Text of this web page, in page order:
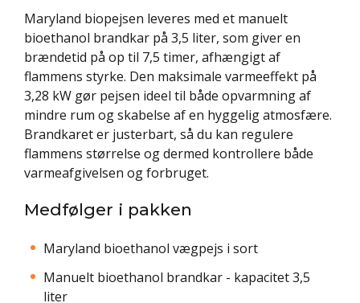
Maryland biopejsen leveres med et manuelt
bioethanol brandkar på 3,5 liter, som giver en
brændetid på op til 7,5 timer, afhængigt af
flammens styrke. Den maksimale varmeeffekt på
3,28 kW gør pejsen ideel til både opvarmning af
mindre rum og skabelse af en hyggelig atmosfære.
Brandkaret er justerbart, så du kan regulere
flammens størrelse og dermed kontrollere både
varmeafgivelsen og forbruget.
Medfølger i pakken
Maryland bioethanol vægpejs i sort
Manuelt bioethanol brandkar - kapacitet 3,5
liter